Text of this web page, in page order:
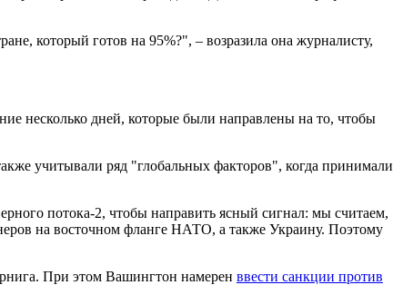
который готов на 95%?", – возразила она журналисту,
несколько дней, которые были направлены на то, чтобы
учитывали ряд "глобальных факторов", когда принимали
потока-2, чтобы направить ясный сигнал: мы считаем,
на восточном фланге НАТО, а также Украину. Поэтому
При этом Вашингтон намерен ввести санкции против